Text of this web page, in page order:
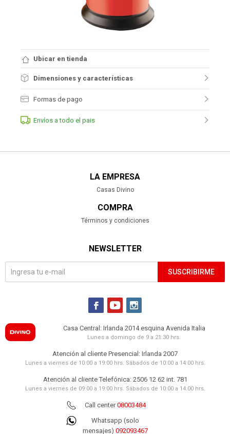
Ubicar en tienda
Dimensiones y características
Formas de pago
Envíos a todo el pais
LA EMPRESA
Casas Divino
COMPRA
Términos y condiciones
NEWSLETTER
SUSCRIBIRME
  
Casa Central: Irlanda 2014 esquina Avenida Italia
Lunes a domingo de 9 a 21:30 hrs.
Atención al cliente Presencial: Irlanda 2007
Lunes a viernes de 10:00 a 19:00 hrs. Sábados de 10:00 a 14:00 hrs.
Atención al cliente Telefónica: 2506 12 62 int. 781
Lunes a viernes de 09:00 a 19:00 hrs. Sábados de 10:00 a 14:00 hrs.
Call center08003484
Whatsapp (solo
mensajes) 092093467